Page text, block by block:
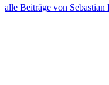
alle Beiträge von Sebastian